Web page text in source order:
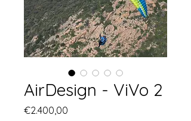
AirDesign - ViVo 2
€2.400,00